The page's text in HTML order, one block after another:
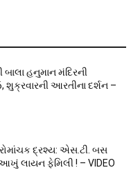
હનુમાન મંદિરની
શુક્રવારની આરતીના દર્શન –
દ્રશ્ય: એસ.ટી. બસ
લાયન ફેમિલી ! – VIDEO